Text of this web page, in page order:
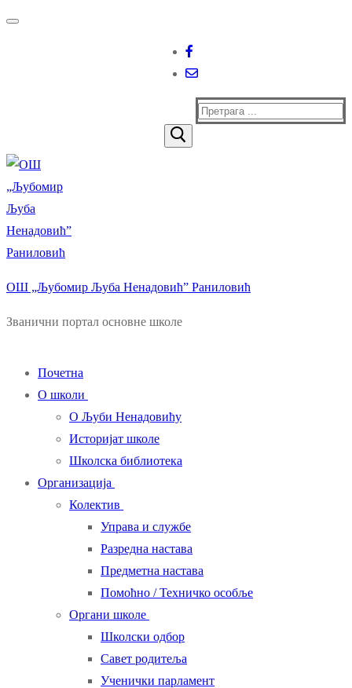
Прескочи
Изборник
Затворити
Тражи
ОШ „Љубомир Љуба Ненадовић” Раниловић
Званични портал основне школе
Почетна
О школи
О Љуби Ненадовићу
Историјат школе
Школска библиотека
Организација
Колектив
Управа и службе
Разредна настава
Предметна настава
Помоћно / Техничко особље
Органи школе
Школски одбор
Савет родитеља
Ученички парламент